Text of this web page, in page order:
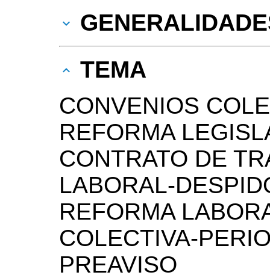
TEMA
CONVENIOS
REFORMA
CONTRATO DE
LABORAL-
REFORMA
COLECTIVA-
PREAVISO